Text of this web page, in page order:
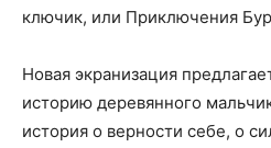
ключик, или Приключения
Новая экранизация
историю деревянного
история о верности себе, о